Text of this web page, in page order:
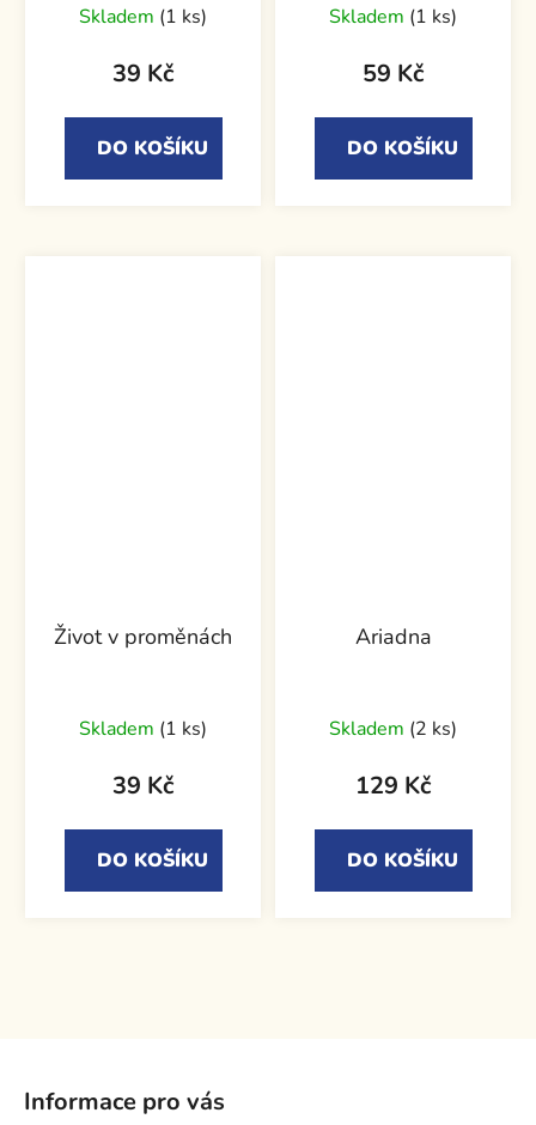
Skladem (1 ks)
39 Kč
DO KOŠÍKU
Skladem (1 ks)
59 Kč
DO KOŠÍKU
Život v proměnách
Skladem (1 ks)
39 Kč
DO KOŠÍKU
Ariadna
Skladem (2 ks)
129 Kč
DO KOŠÍKU
Informace pro vás